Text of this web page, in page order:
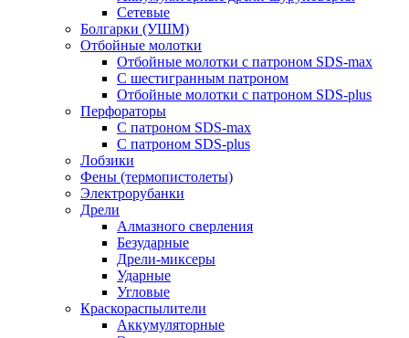
Сетевые
Болгарки (УШМ)
Отбойные молотки
Отбойные молотки с патроном SDS-max
С шестигранным патроном
Отбойные молотки с патроном SDS-plus
Перфораторы
С патроном SDS-max
С патроном SDS-plus
Лобзики
Фены (термопистолеты)
Электрорубанки
Дрели
Алмазного сверления
Безударные
Дрели-миксеры
Ударные
Угловые
Краскораспылители
Аккумуляторные